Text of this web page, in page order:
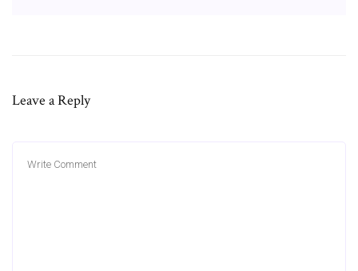
Leave a Reply